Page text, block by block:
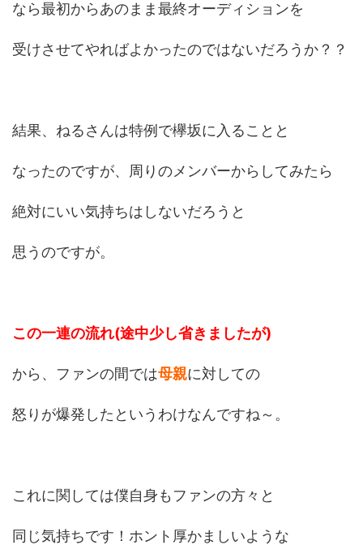
なら最初からあのまま最終オーディションを
受けさせてやればよかったのではないだろうか？？
結果、ねるさんは特例で欅坂に入ることと
なったのですが、周りのメンバーからしてみたら
絶対にいい気持ちはしないだろうと
思うのですが。
この一連の流れ(途中少し省きましたが)
から、ファンの間では母親に対しての
怒りが爆発したというわけなんですね～。
これに関しては僕自身もファンの方々と
同じ気持ちです！ホント厚かましいような